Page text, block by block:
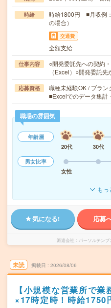
時給
時給1800円 ■月収例
の場合）
交通費
全額支給
仕事内容
○開発委託先への契約
（Excel）○開発委託
応募資格
職種未経験OK / ブラン
■Excelでのデータ集計
職場の雰囲気
年齢層
20代
30代
男女比率
女性
もっ
気になる! 応募
派遣会社 パーソルテン
未読 掲載日 2026/08/06
【小規模な営業所で
×17時定時！時給1750